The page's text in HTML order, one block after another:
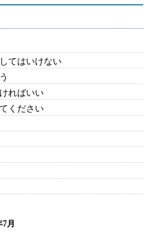
てはいけない
ればいい
ください
7月